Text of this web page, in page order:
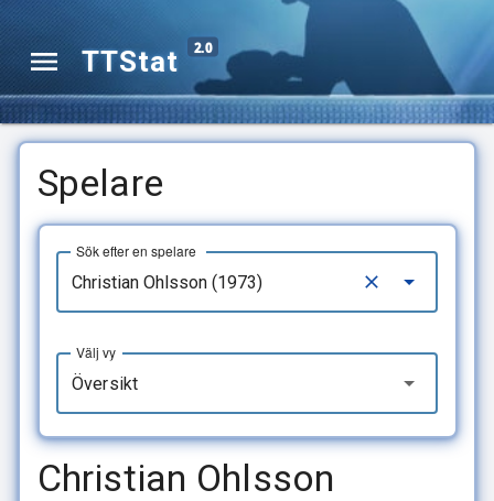
TTStat 2.0
Spelare
Sök efter en spelare
Översikt
Välj vy
Christian Ohlsson